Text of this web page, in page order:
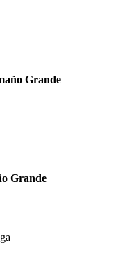
Grande
Grande